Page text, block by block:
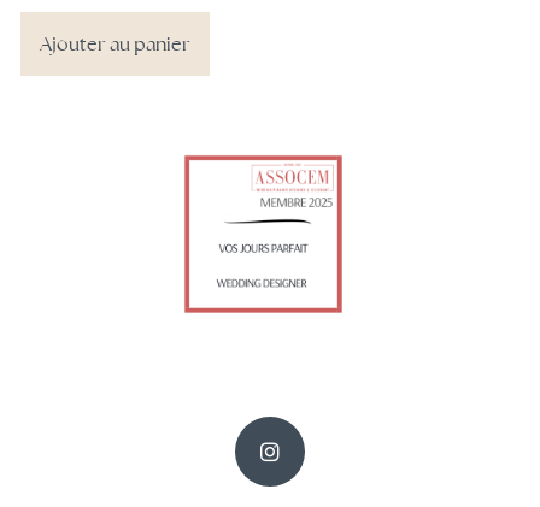
Ajouter au panier